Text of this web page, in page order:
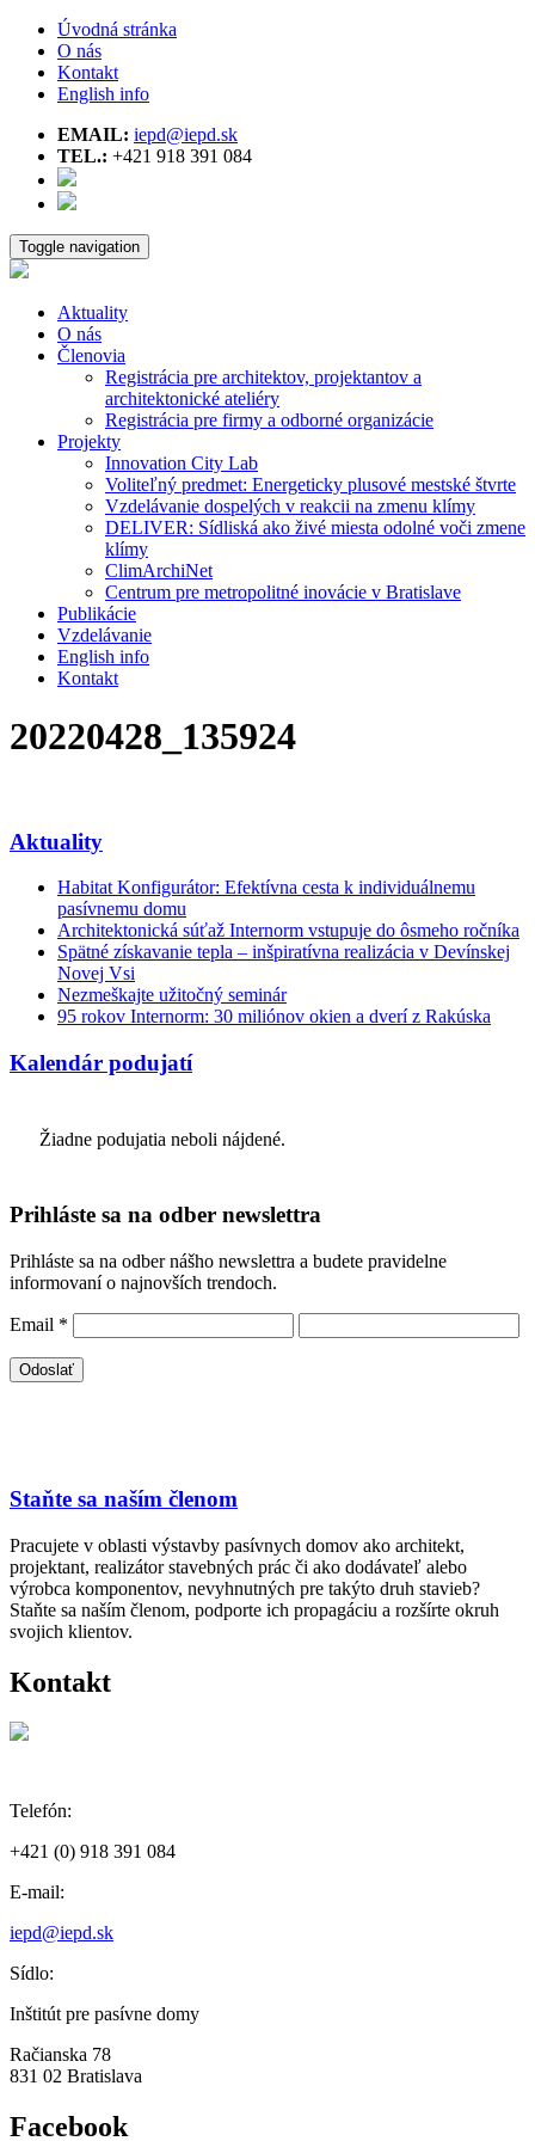
Úvodná stránka
O nás
Kontakt
English info
EMAIL: iepd@iepd.sk
TEL.: +421 918 391 084
Toggle navigation
Aktuality
O nás
Členovia
Registrácia pre architektov, projektantov a
architektonické ateliéry
Registrácia pre firmy a odborné organizácie
Projekty
Innovation City Lab
Voliteľný predmet: Energeticky plusové mestské štvrte
Vzdelávanie dospelých v reakcii na zmenu klímy
DELIVER: Sídliská ako živé miesta odolné voči zmene
klímy
ClimArchiNet
Centrum pre metropolitné inovácie v Bratislave
Publikácie
Vzdelávanie
English info
Kontakt
20220428_135924
Aktuality
Habitat Konfigurátor: Efektívna cesta k individuálnemu
pasívnemu domu
Architektonická súťaž Internorm vstupuje do ôsmeho ročníka
Spätné získavanie tepla – inšpiratívna realizácia v Devínskej
Novej Vsi
Nezmeškajte užitočný seminár
95 rokov Internorm: 30 miliónov okien a dverí z Rakúska
Kalendár podujatí
Žiadne podujatia neboli nájdené.
Prihláste sa na odber newslettra
Prihláste sa na odber nášho newslettra a budete pravidelne
informovaní o najnovších trendoch.
Email *
Staňte sa naším členom
Pracujete v oblasti výstavby pasívnych domov ako architekt,
projektant, realizátor stavebných prác či ako dodávateľ alebo
výrobca komponentov, nevyhnutných pre takýto druh stavieb?
Staňte sa naším členom, podporte ich propagáciu a rozšírte okruh
svojich klientov.
Kontakt
Telefón:
+421 (0) 918 391 084
E-mail:
iepd@iepd.sk
Sídlo:
Inštitút pre pasívne domy
Račianska 78
831 02 Bratislava
Facebook